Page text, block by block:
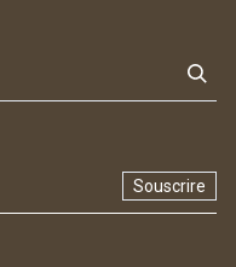
Souscrire